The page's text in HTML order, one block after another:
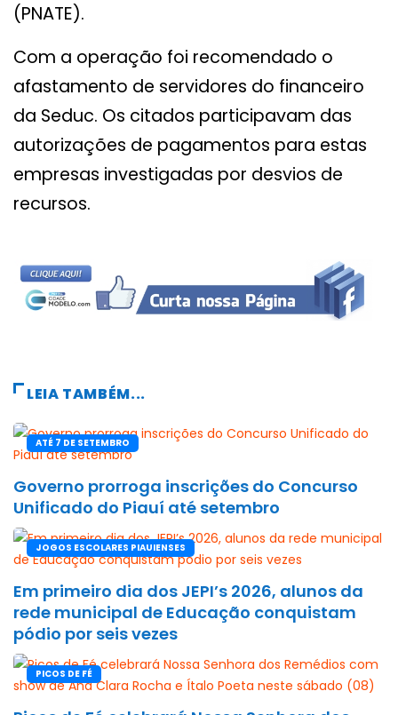
(PNATE).
Com a operação foi recomendado o
afastamento de servidores do financeiro
da Seduc. Os citados participavam das
autorizações de pagamentos para estas
empresas investigadas por desvios de
recursos.
LEIA TAMBÉM...
ATÉ 7 DE SETEMBRO
Governo prorroga inscrições do Concurso
Unificado do Piauí até setembro
JOGOS ESCOLARES PIAUIENSES
Em primeiro dia dos JEPI’s 2026, alunos da
rede municipal de Educação conquistam
pódio por seis vezes
PICOS DE FÉ